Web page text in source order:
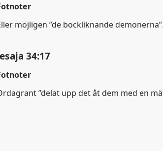
möjligen ”de bockliknande demonerna”.
34:17
”delat upp det åt dem med en